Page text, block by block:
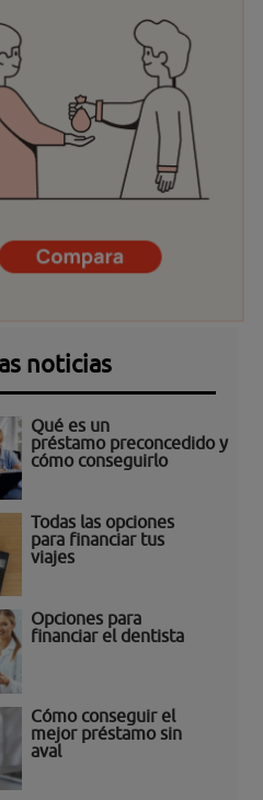
noticias
Qué es un
préstamo preconcedido y
cómo conseguirlo
Todas las opciones
para financiar tus
viajes
Opciones para
financiar el dentista
Cómo conseguir el
mejor préstamo sin
aval